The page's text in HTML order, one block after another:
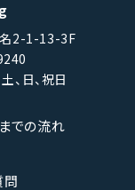
2-1-13-3F
日、祝日
での流れ
問